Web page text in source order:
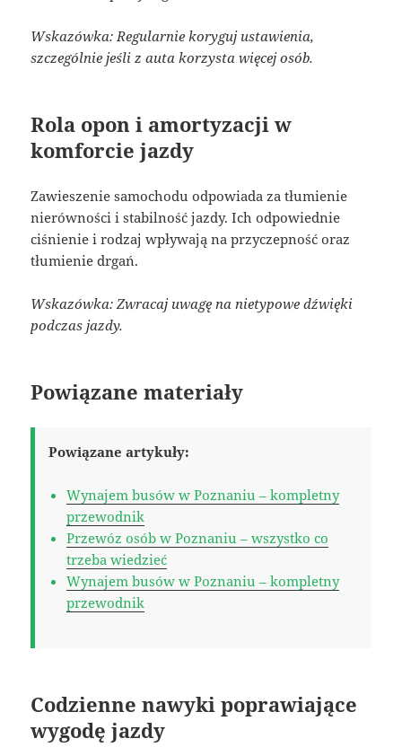
Wskazówka: Regularnie koryguj ustawienia,
szczególnie jeśli z auta korzysta więcej osób.
Rola opon i amortyzacji w
komforcie jazdy
Zawieszenie samochodu odpowiada za tłumienie
nierówności i stabilność jazdy. Ich odpowiednie
ciśnienie i rodzaj wpływają na przyczepność oraz
tłumienie drgań.
Wskazówka: Zwracaj uwagę na nietypowe dźwięki
podczas jazdy.
Powiązane materiały
Powiązane artykuły:
Wynajem busów w Poznaniu – kompletny
przewodnik
Przewóz osób w Poznaniu – wszystko co
trzeba wiedzieć
Wynajem busów w Poznaniu – kompletny
przewodnik
Codzienne nawyki poprawiające
wygodę jazdy